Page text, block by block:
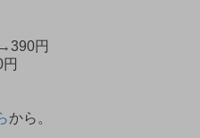
円
から。